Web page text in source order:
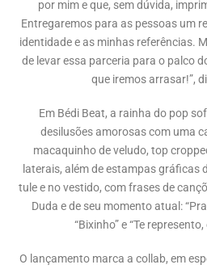
por mim e que, sem dúvida,
Entregaremos para as pessoas um
identidade e as minhas referências.
de levar essa parceria para o palco
que iremos arrasar!”,
Em Bédi Beat, a rainha do pop
desilusões amorosas com uma
macaquinho de veludo, top
laterais, além de estampas gráficas
tule e no vestido, com frases de
Duda e de seu momento atual:
“Bixinho” e “Te
O lançamento marca a collab, em